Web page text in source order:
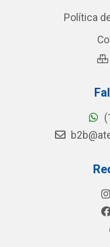
Política